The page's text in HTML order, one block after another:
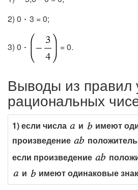
2) 0
3 = 0;
3) 0 = 0.
Выводы из правил
рациональных
1) если числа и
имеют
произведение
если произведение
и
имеют одинаковые